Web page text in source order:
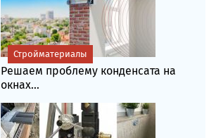
Решаем проблему конденсата на
окнах...
Стройматериалы